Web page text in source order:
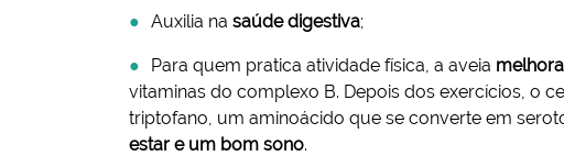
Auxilia na saúde digestiva;
Para quem pratica atividade física, a aveia
vitaminas do complexo B. Depois dos exercícios, o
triptofano, um aminoácido que se converte em
estar e um bom sono.